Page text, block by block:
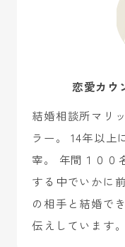
恋愛カウ
結婚相談所マリ
ラー。 14年以上
宰。 年間１００
する中でいかに
の相手と結婚で
伝えしています。